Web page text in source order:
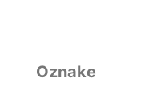
Oznake